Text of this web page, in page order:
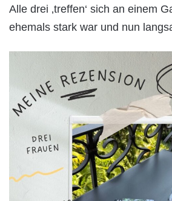
Alle drei ‚treffen‘ sich an einem
ehemals stark war und nun